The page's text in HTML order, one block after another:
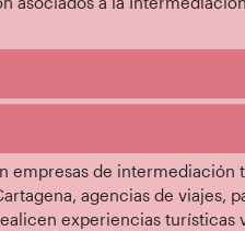
empresas de intermediación
agencias de viajes,
experiencias turísticas